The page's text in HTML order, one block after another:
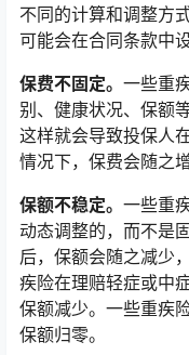
不同的计算和调整方
可能会在合同条款中
保费不固定。 一些重
别、健康状况、保额
这样就会导致投保人
情况下，保费会随之
保额不稳定。 一些重
动态调整的，而不是
后，保额会随之减少
疾险在理赔轻症或中
保额减少。一些重疾
保额归零。